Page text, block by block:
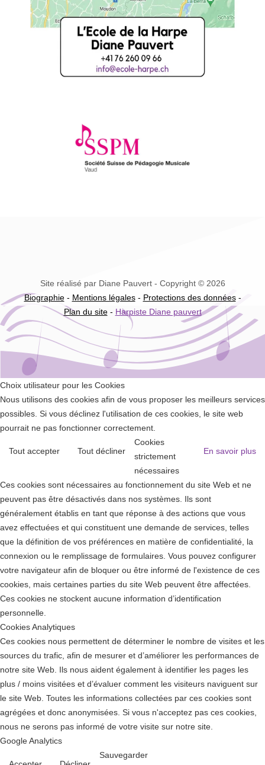
Site réalisé par Diane Pauvert - Copyright © 2026
Biographie- Mentions légales- Protections des données-
Plan du site- Harpiste Diane pauvert
Choix utilisateur pour les Cookies
Nous utilisons des cookies afin de vous proposer les meilleurs services
possibles. Si vous déclinez l'utilisation de ces cookies, le site web
pourrait ne pas fonctionner correctement.
Tout accepter Tout décliner En savoir plus
Cookies
strictement
nécessaires
Ces cookies sont nécessaires au fonctionnement du site Web et ne
peuvent pas être désactivés dans nos systèmes. Ils sont
généralement établis en tant que réponse à des actions que vous
avez effectuées et qui constituent une demande de services, telles
que la définition de vos préférences en matière de confidentialité, la
connexion ou le remplissage de formulaires. Vous pouvez configurer
votre navigateur afin de bloquer ou être informé de l'existence de ces
cookies, mais certaines parties du site Web peuvent être affectées.
Ces cookies ne stockent aucune information d’identification
personnelle.
Cookies Analytiques
Ces cookies nous permettent de déterminer le nombre de visites et les
sources du trafic, afin de mesurer et d’améliorer les performances de
notre site Web. Ils nous aident également à identifier les pages les
plus / moins visitées et d’évaluer comment les visiteurs naviguent sur
le site Web. Toutes les informations collectées par ces cookies sont
agrégées et donc anonymisées. Si vous n'acceptez pas ces cookies,
nous ne serons pas informé de votre visite sur notre site.
Google Analytics
Sauvegarder